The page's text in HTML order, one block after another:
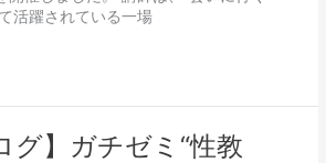
活躍されている一場
グ】ガチゼミ“性教